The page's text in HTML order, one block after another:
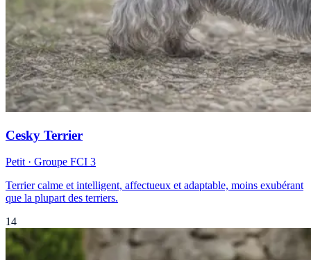
Cesky Terrier
Petit · Groupe FCI 3
Terrier calme et intelligent, affectueux et adaptable, moins exubérant
que la plupart des terriers.
14